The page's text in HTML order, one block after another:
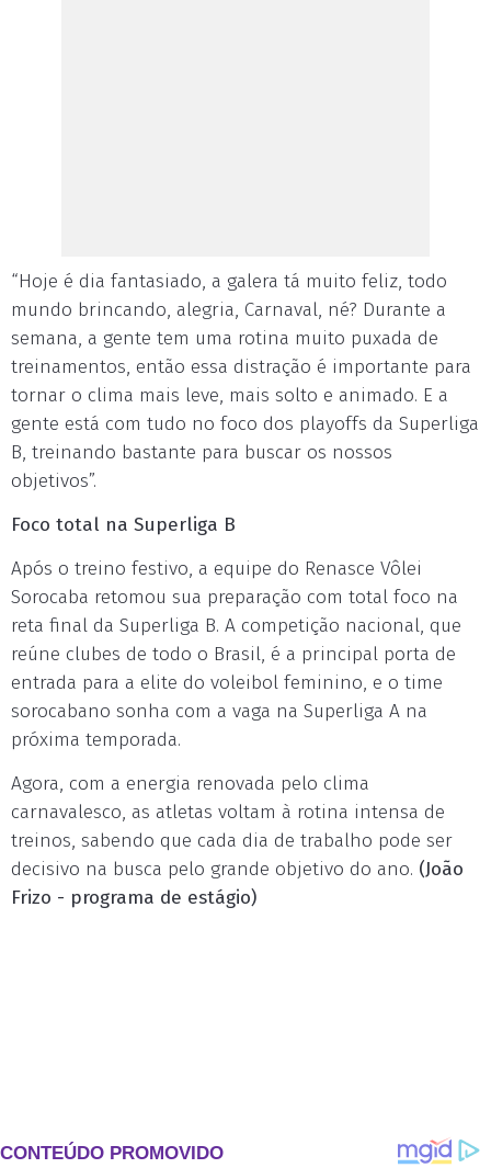
“Hoje é dia fantasiado, a galera tá muito feliz, todo
mundo brincando, alegria, Carnaval, né? Durante a
semana, a gente tem uma rotina muito puxada de
treinamentos, então essa distração é importante para
tornar o clima mais leve, mais solto e animado. E a
gente está com tudo no foco dos playoffs da Superliga
B, treinando bastante para buscar os nossos
objetivos”.
Foco total na Superliga B
Após o treino festivo, a equipe do Renasce Vôlei
Sorocaba retomou sua preparação com total foco na
reta final da Superliga B. A competição nacional, que
reúne clubes de todo o Brasil, é a principal porta de
entrada para a elite do voleibol feminino, e o time
sorocabano sonha com a vaga na Superliga A na
próxima temporada.
Agora, com a energia renovada pelo clima
carnavalesco, as atletas voltam à rotina intensa de
treinos, sabendo que cada dia de trabalho pode ser
decisivo na busca pelo grande objetivo do ano. (João
Frizo - programa de estágio)